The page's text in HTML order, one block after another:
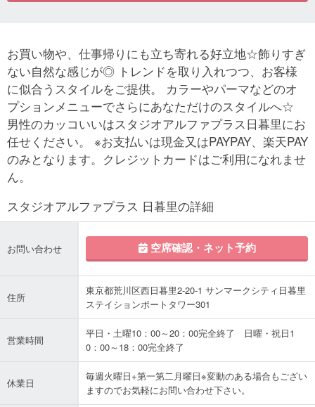
お買い物や、仕事帰りにも立ち寄れる好立地☆飾りすぎ
ない自然な感じが◎ トレンドを取り入れつつ、お客様
に似合うスタイルをご提供。 カラーやパーマなどのオ
プションメニューでさらにあなただけのスタイルへ☆
男性のカッコいいはスタジオアルファプラス日暮里にお
任せください。 ※お支払いは現金又はPAYPAY、楽天PAY
のみとなります。クレジットカードはご利用になれませ
ん。
スタジオアルファプラス 日暮里の詳細
お問い合わせ 空席確認・ネット予約
住所
東京都荒川区西日暮里2-20-1 サンマークシティ日暮里
ステイションポートタワー301
営業時間
平日・土曜10：00～20：00完全終了 日曜・祝日1
0：00～18：00完全終了
休業日
毎週火曜日+第一第二月曜日※変動のある場合もござい
ますのでお気軽にお問い合わせ下さい。